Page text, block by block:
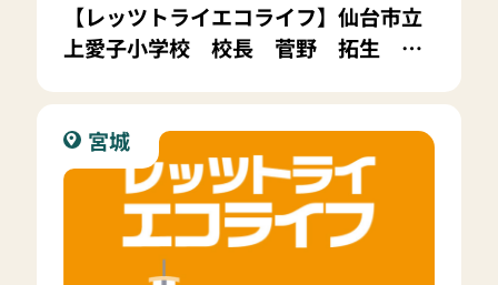
【レッツトライエコライフ】仙台市立
上愛子小学校 校長 菅野 拓生 先
宮城